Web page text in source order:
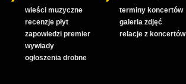
wieści muzyczne
recenzje płyt
zapowiedzi premier
wywiady
ogłoszenia drobne
terminy koncertów
galeria zdjęć
relacje z koncertów